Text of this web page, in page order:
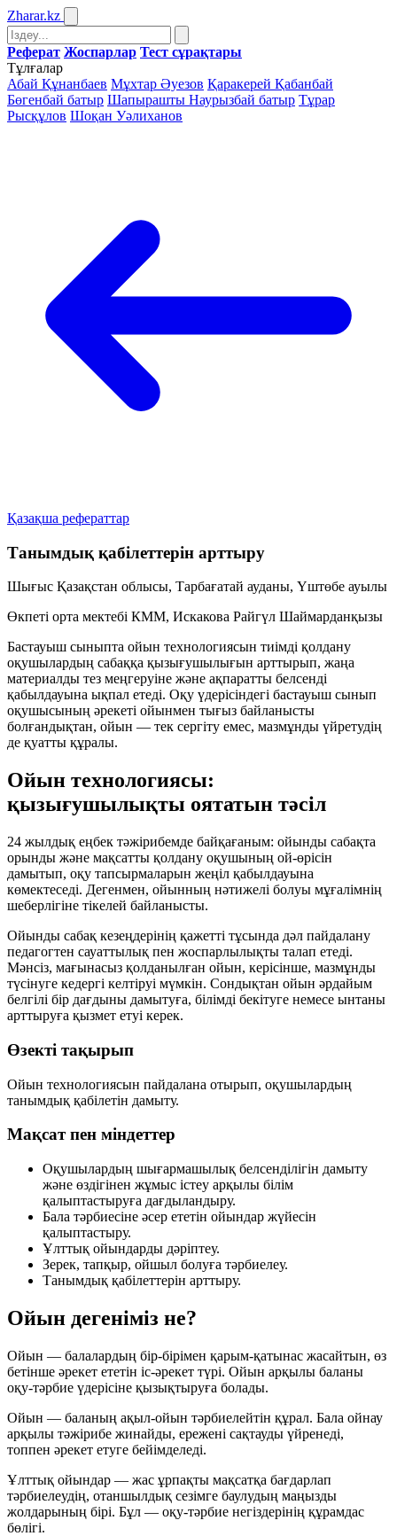
Zharar.kz
Реферат Жоспарлар Тест сұрақтары
Тұлғалар
Абай Құнанбаев Мұхтар Әуезов Қаракерей Қабанбай
Бөгенбай батыр Шапырашты Наурызбай батыр Тұрар
Рысқұлов Шоқан Уәлиханов
Қазақша рефераттар
Танымдық қабілеттерін арттыру
Шығыс Қазақстан облысы, Тарбағатай ауданы, Үштөбе ауылы
Өкпеті орта мектебі КММ, Искакова Райгүл Шаймарданқызы
Бастауыш сыныпта ойын технологиясын тиімді қолдану
оқушылардың сабаққа қызығушылығын арттырып, жаңа
материалды тез меңгеруіне және ақпаратты белсенді
қабылдауына ықпал етеді. Оқу үдерісіндегі бастауыш сынып
оқушысының әрекеті ойынмен тығыз байланысты
болғандықтан, ойын — тек сергіту емес, мазмұнды үйретудің
де қуатты құралы.
Ойын технологиясы:
қызығушылықты оятатын тәсіл
24 жылдық еңбек тәжірибемде байқағаным: ойынды сабақта
орынды және мақсатты қолдану оқушының ой-өрісін
дамытып, оқу тапсырмаларын жеңіл қабылдауына
көмектеседі. Дегенмен, ойынның нәтижелі болуы мұғалімнің
шеберлігіне тікелей байланысты.
Ойынды сабақ кезеңдерінің қажетті тұсында дәл пайдалану
педагогтен сауаттылық пен жоспарлылықты талап етеді.
Мәнсіз, мағынасыз қолданылған ойын, керісінше, мазмұнды
түсінуге кедергі келтіруі мүмкін. Сондықтан ойын әрдайым
белгілі бір дағдыны дамытуға, білімді бекітуге немесе ынтаны
арттыруға қызмет етуі керек.
Өзекті тақырып
Ойын технологиясын пайдалана отырып, оқушылардың
танымдық қабілетін дамыту.
Мақсат пен міндеттер
Оқушылардың шығармашылық белсенділігін дамыту
және өздігінен жұмыс істеу арқылы білім
қалыптастыруға дағдыландыру.
Бала тәрбиесіне әсер ететін ойындар жүйесін
қалыптастыру.
Ұлттық ойындарды дәріптеу.
Зерек, тапқыр, ойшыл болуға тәрбиелеу.
Танымдық қабілеттерін арттыру.
Ойын дегеніміз не?
Ойын — балалардың бір-бірімен қарым-қатынас жасайтын, өз
бетінше әрекет ететін іс-әрекет түрі. Ойын арқылы баланы
оқу-тәрбие үдерісіне қызықтыруға болады.
Ойын — баланың ақыл-ойын тәрбиелейтін құрал. Бала ойнау
арқылы тәжірибе жинайды, ережені сақтауды үйренеді,
топпен әрекет етуге бейімделеді.
Ұлттық ойындар — жас ұрпақты мақсатқа бағдарлап
тәрбиелеудің, отаншылдық сезімге баулудың маңызды
жолдарының бірі. Бұл — оқу-тәрбие негіздерінің құрамдас
бөлігі.